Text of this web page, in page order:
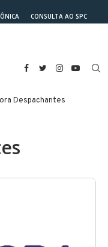
CONSULTA AO SPC
Despachantes